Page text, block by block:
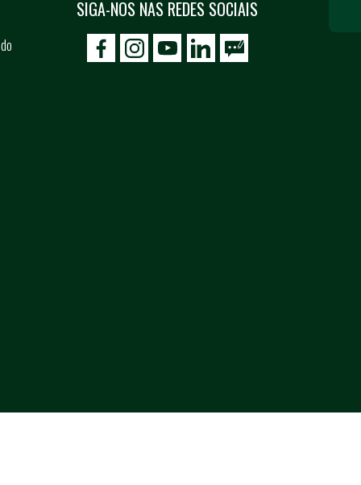
SIGA-NOS NAS REDES SOCIAIS
icon-facebook
icon-social02icon-social03